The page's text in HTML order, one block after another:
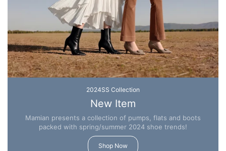
2024SS Collection
New Item
Mamian presents a collection of pumps, flats and boots
packed with spring/summer 2024 shoe trends!
Shop Now